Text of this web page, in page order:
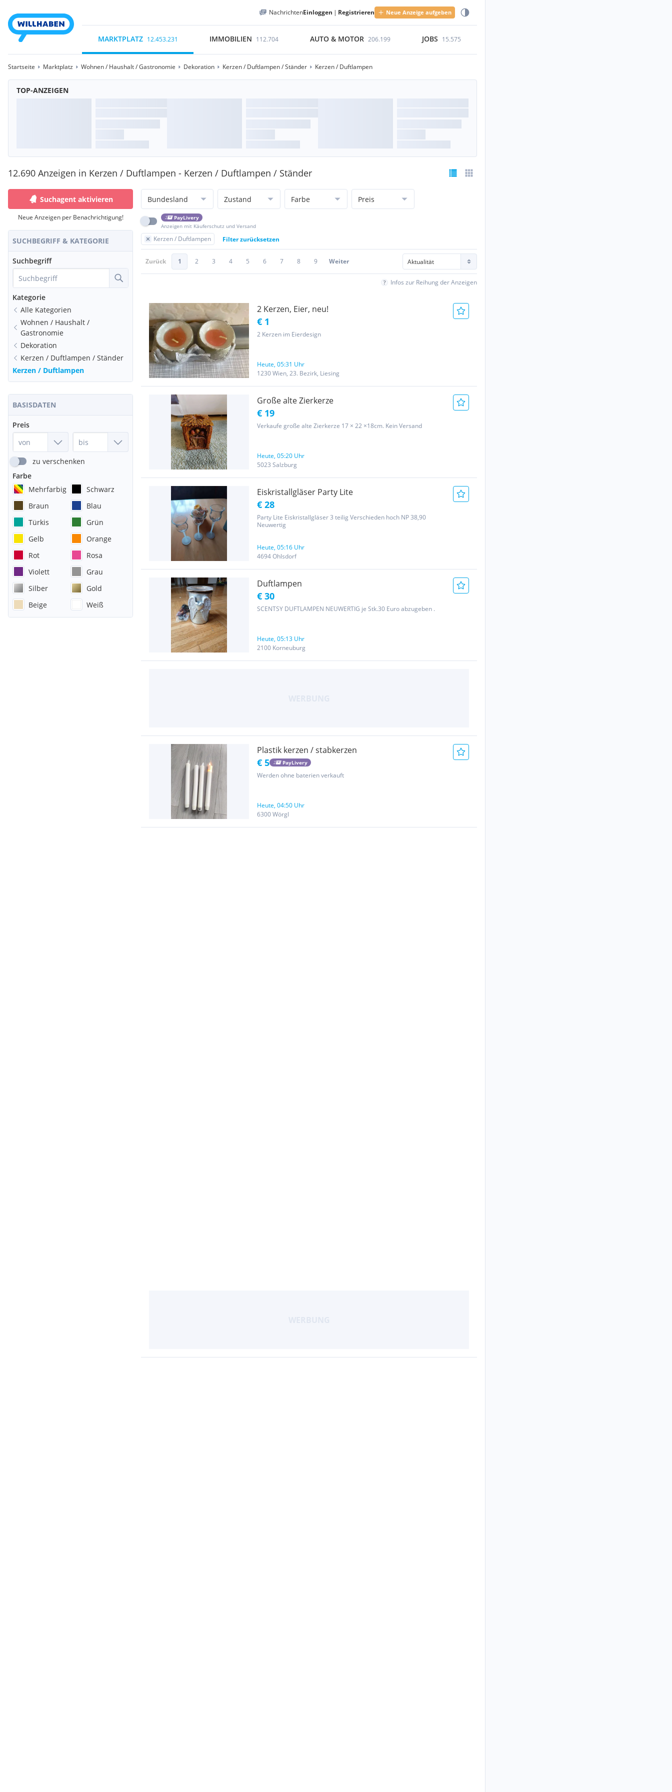
NachrichtenEinloggen | Registrieren Neue Anzeige aufgeben
MARKTPLATZ 12.453.231 IMMOBILIEN 112.704 AUTO & MOTOR 206.199 JOBS 15.575
Startseite Marktplatz Wohnen / Haushalt / Gastronomie Dekoration Kerzen / Duftlampen / Ständer Kerzen / Duftlampen
TOP-ANZEIGEN
12.690 Anzeigen in Kerzen / Duftlampen - Kerzen / Duftlampen / Ständer
Suchagent aktivieren
Neue Anzeigen per Benachrichtigung!
SUCHBEGRIFF & KATEGORIE
Suchbegriff
Kategorie
Alle Kategorien
Wohnen / Haushalt /
Gastronomie
Dekoration
Kerzen / Duftlampen / Ständer
Kerzen / Duftlampen
BASISDATEN
Preis
zu verschenken
Farbe
Mehrfarbig
Schwarz
Braun
Blau
Türkis
Grün
Gelb
Orange
Rot
Rosa
Violett
Grau
Silber
Gold
Beige
Weiß
Bundesland Zustand Farbe Preis
PayLivery
Anzeigen mit Käuferschutz und Versand
Kerzen / Duftlampen Filter zurücksetzen
Zurück 1 2 3 4 5 6 7 8 9 Weiter
Infos zur Reihung der Anzeigen
2 Kerzen, Eier, neu!
€ 1
2 Kerzen im Eierdesign
Heute, 05:31 Uhr
1230 Wien, 23. Bezirk, Liesing
Große alte Zierkerze
€ 19
Verkaufe große alte Zierkerze 17 × 22 ×18cm. Kein Versand
Heute, 05:20 Uhr
5023 Salzburg
Eiskristallgläser Party Lite
€ 28
Party Lite Eiskristallgläser 3 teilig Verschieden hoch NP 38,90
Neuwertig
Heute, 05:16 Uhr
4694 Ohlsdorf
Duftlampen
€ 30
SCENTSY DUFTLAMPEN NEUWERTIG je Stk.30 Euro abzugeben .
Heute, 05:13 Uhr
2100 Korneuburg
Plastik kerzen / stabkerzen
€ 5 PayLivery
Werden ohne baterien verkauft
Heute, 04:50 Uhr
6300 Wörgl